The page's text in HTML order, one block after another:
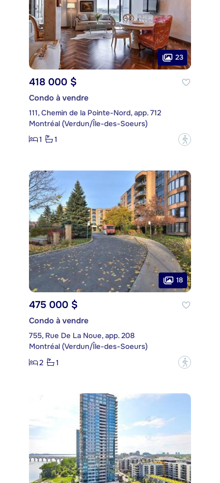
23
418 000 $
Condo à vendre
111, Chemin de la Pointe-Nord, app. 712
Montréal (Verdun/Île-des-Soeurs)
1
1 ?
18
475 000 $
Condo à vendre
755, Rue De La Noue, app. 208
Montréal (Verdun/Île-des-Soeurs)
2
1 ?